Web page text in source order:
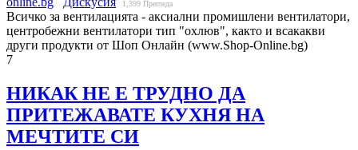
1,399 Прегледа
Всичко за вентилацията - аксиални промишлени вентилатори,
центробежни вентилатори тип "охлюв", както и всакакви
други продукти от Шоп Онлайн (www.Shop-Online.bg)
7
НИКАК НЕ Е ТРУДНО ДА
ПРИТЕЖАВАТЕ КУХНЯ НА
МЕЧТИТЕ СИ